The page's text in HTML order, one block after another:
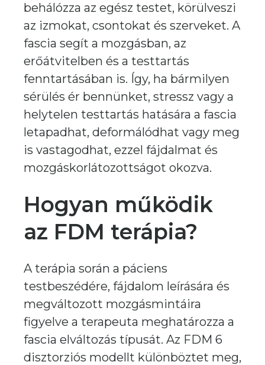
behálózza az egész testet, körülveszi
az izmokat, csontokat és szerveket. A
fascia segít a mozgásban, az
erőátvitelben és a testtartás
fenntartásában is. Így, ha bármilyen
sérülés ér bennünket, stressz vagy a
helytelen testtartás hatására a fascia
letapadhat, deformálódhat vagy meg
is vastagodhat, ezzel fájdalmat és
mozgáskorlátozottságot okozva.
Hogyan működik
az FDM terápia?
A terápia során a páciens
testbeszédére, fájdalom leírására és
megváltozott mozgásmintáira
figyelve a terapeuta meghatározza a
fascia elváltozás típusát. Az FDM 6
disztorziós modellt különböztet meg,